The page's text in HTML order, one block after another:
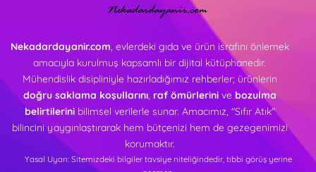
Nekadardayanir.com, evlerdeki gıda ve ürün israfını önlemek
amacıyla kurulmuş kapsamlı bir dijital kütüphanedir.
Mühendislik disipliniyle hazırladığımız rehberler; ürünlerin
doğru saklama koşullarını, raf ömürlerinive bozulma
belirtilerinibilimsel verilerle sunar. Amacımız, "Sıfır Atık"
bilincini yaygınlaştırarak hem bütçenizi hem de gezegenimizi
korumaktır.
Yasal Uyarı: Sitemizdeki bilgiler tavsiye niteliğindedir, tıbbi görüş yerine